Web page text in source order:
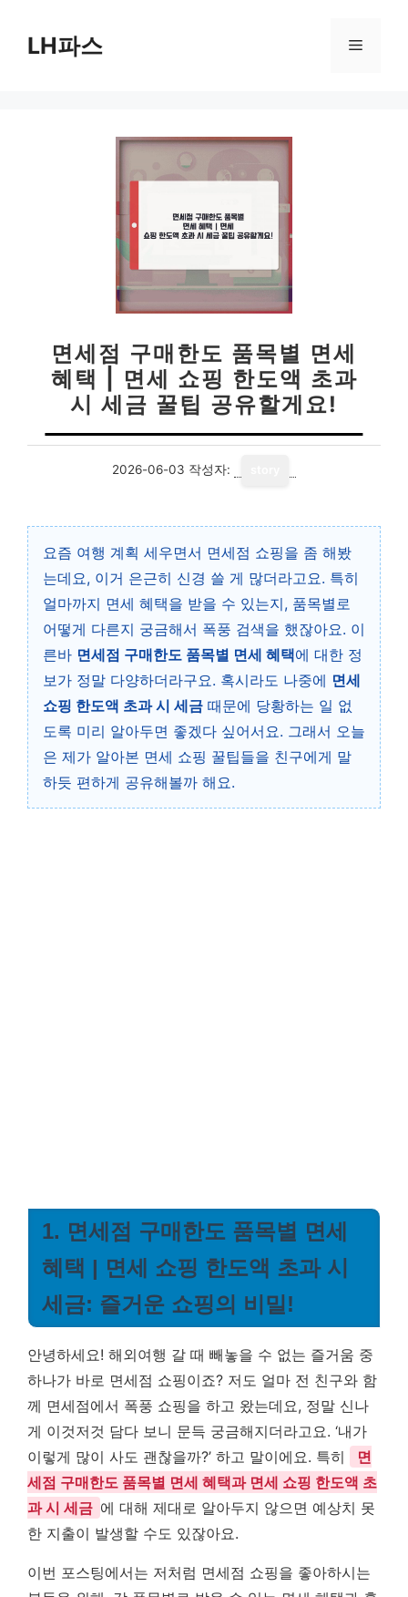
LH파스 메
면세점 구매한도 품목별 면세
혜택 | 면세 쇼핑 한도액 초과
시 세금 꿀팁 공유할게요!
2026-06-03 작성자:
요즘 여행 계획 세우면서 면세점 쇼핑을 좀 해봤
는데요, 이거 은근히 신경 쓸 게 많더라고요. 특히
얼마까지 면세 혜택을 받을 수 있는지, 품목별로
어떻게 다른지 궁금해서 폭풍 검색을 했잖아요. 이
른바 면세점 구매한도 품목별 면세 혜택에 대한 정
보가 정말 다양하더라구요. 혹시라도 나중에 면세
쇼핑 한도액 초과 시 세금 때문에 당황하는 일 없
도록 미리 알아두면 좋겠다 싶어서요. 그래서 오늘
은 제가 알아본 면세 쇼핑 꿀팁들을 친구에게 말
하듯 편하게 공유해볼까 해요.
1. 면세점 구매한도 품목별 면세
혜택 | 면세 쇼핑 한도액 초과 시
세금: 즐거운 쇼핑의 비밀!
안녕하세요! 해외여행 갈 때 빼놓을 수 없는 즐거움 중
하나가 바로 면세점 쇼핑이죠? 저도 얼마 전 친구와 함
께 면세점에서 폭풍 쇼핑을 하고 왔는데요, 정말 신나
게 이것저것 담다 보니 문득 궁금해지더라고요. ‘내가
이렇게 많이 사도 괜찮을까?’ 하고 말이에요. 특히
면
세점 구매한도 품목별 면세 혜택과 면세 쇼핑 한도액 초
과 시 세금 에 대해 제대로 알아두지 않으면 예상치 못
한 지출이 발생할 수도 있잖아요.
이번 포스팅에서는 저처럼 면세점 쇼핑을 좋아하시는